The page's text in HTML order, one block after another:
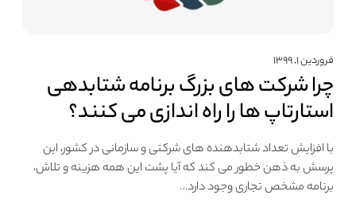
فروردین ۱, ۱۳۹۹
چرا شرکت های بزرگ برنامه شتابدهی
استارتاپ ها را راه اندازی می کنند؟
با افزایش تعداد شتابدهنده های شرکتی و سازمانی در کشور،‌ این
پرسش به ذهن خطور می کند که آیا پشت این همه هزینه و تلاش،
برنامه مشخص تجاری وجود دارد…